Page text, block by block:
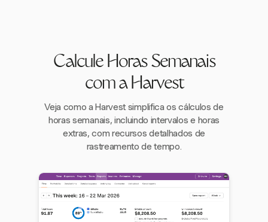
Calcule Horas Semanais
com a Harvest
Veja como a Harvest simplifica os cálculos de
horas semanais, incluindo intervalos e horas
extras, com recursos detalhados de
rastreamento de tempo.